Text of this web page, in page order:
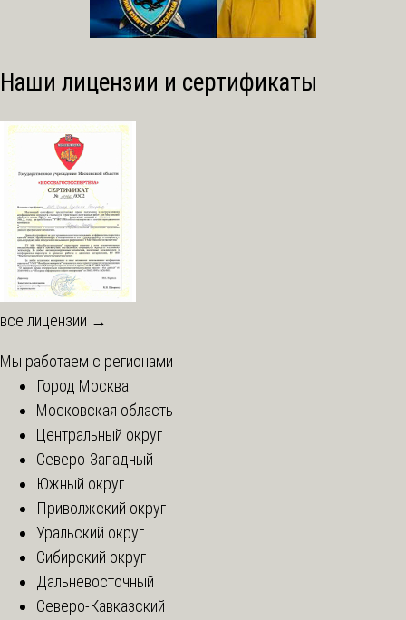
Наши лицензии и сертификаты
все лицензии →
Мы работаем с регионами
Город Москва
Московская область
Центральный округ
Северо-Западный
Южный округ
Приволжский округ
Уральский округ
Сибирский округ
Дальневосточный
Северо-Кавказский